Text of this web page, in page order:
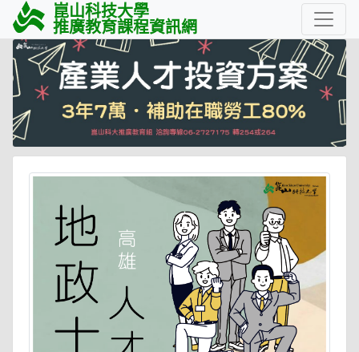
崑山科技大學
推廣教育課程資訊網